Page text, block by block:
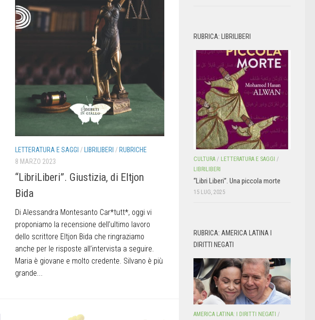
LETTERATURA E SAGGI / LIBRILIBERI / RUBRICHE
8 MARZO 2023
“LibriLiberi”. Giustizia, di Eltjon
Bida
Di Alessandra Montesanto Car*tutt*, oggi vi
proponiamo la recensione dell’ultimo lavoro
dello scrittore Eltjon Bida che ringraziamo
anche per le risposte all’intervista a seguire.
Maria è giovane e molto credente. Silvano è più
grande...
RUBRICA: LIBRILIBERI
CULTURA / LETTERATURA E SAGGI /
LIBRILIBERI
“Libri Liberi”. Una piccola morte
15 LUG, 2025
RUBRICA: AMERICA LATINA I
DIRITTI NEGATI
AMERICA LATINA: I DIRITTI NEGATI /